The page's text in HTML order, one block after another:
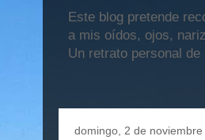
Este blog pretende
a mis oídos, ojos,
Un retrato personal
domingo, 2 de